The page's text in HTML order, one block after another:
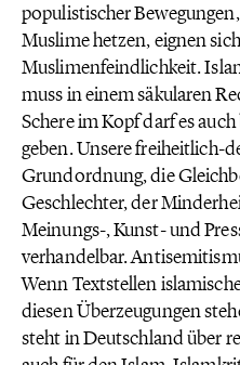
populistischer
Muslime hetzen, eignen
Muslimenfeindlichkeit.
muss in einem säkularen
Schere im Kopf darf es
geben. Unsere freiheitlich-
Grundordnung, die
Geschlechter, der
Meinungs-, Kunst- und
verhandelbar.
Wenn Textstellen
diesen Überzeugungen
steht in Deutschland über